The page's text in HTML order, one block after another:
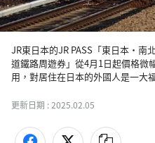
JR東日本的JR PASS「東日本・南
道鐵路周遊券」從4月1日起價格微
用，對居住在日本的外國人是一大
更新日期 :2025.02.05